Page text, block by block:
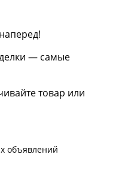
— самые
товар или
объявлений